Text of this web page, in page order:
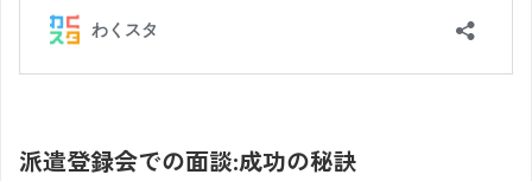
派遣登録会での面談:成功の秘訣